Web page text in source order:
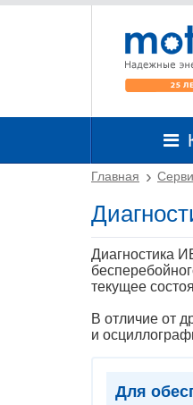
Главная
Диагностика
текущее
В отличие от
и
Для